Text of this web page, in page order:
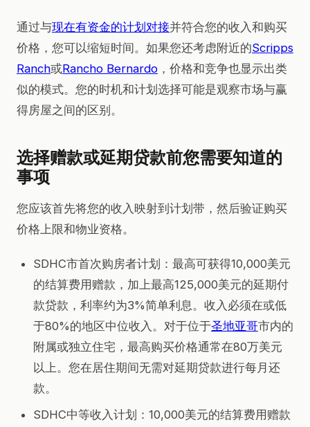
通过与现在有资金的计划对接并符合您的收入和购买
价格，您可以缩短时间。如果您还考虑附近的Scripps
Ranch或Rancho Bernardo ，价格和竞争也显示出类
似的模式。您的时机和计划选择可能是观察市场与赢
得房屋之间的区别。
选择赠款或延期贷款前您需要知道的
事项
您应该首先将您的收入映射到计划带，然后验证购买
价格上限和物业资格。
SDHC市首次购房者计划：最高可获得10,000美元
的结算费用赠款，加上最高125,000美元的延期付
款贷款，利率约为3%简单利息。收入必须在或低
于80%的地区中位收入。对于位于圣地亚哥市内的
附属或独立住宅，最高购买价格通常在80万美元
以上。您在居住期间无需对延期贷款进行每月还
款。
SDHC中等收入计划：10,000美元的结算费用赠款